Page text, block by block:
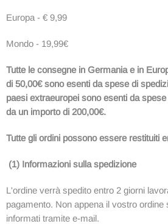
Europa - € 9,99
Mondo - 19,99€
Tutte le consegne in Germania e in
di 50,00€ sono esenti da spese di
paesi extraeuropei sono esenti da
da un importo di 200,00€.
Tutte gli ordini possono essere restituiti
(1) Informazioni sulla spedizione
L'ordine verrà spedito entro 2 giorni
pagamento. Non appena il vostro ordine
informati tramite e-mail.